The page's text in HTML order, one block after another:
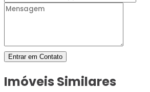
Entrar em Contato
Imóveis Similares